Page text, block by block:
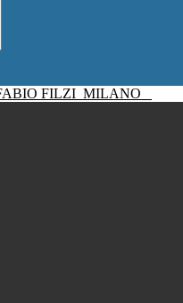
FILZI MILANO